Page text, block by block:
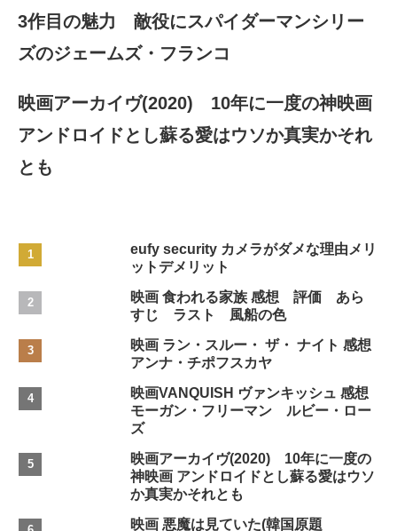
3作目の魅力 敵役にスパイダーマンシリー
ズのジェームズ・フランコ
映画アーカイヴ(2020) 10年に一度の神映画
アンドロイドとし蘇る愛はウソか真実かそれ
とも
eufy security カメラがダメな理由メリ
ットデメリット
映画 食われる家族 感想 評価 あら
すじ ラスト 風船の色
映画 ラン・スルー・ ザ・ ナイト 感想
アンナ・チポフスカヤ
映画VANQUISH ヴァンキッシュ 感想
モーガン・フリーマン ルビー・ロー
ズ
映画アーカイヴ(2020) 10年に一度の
神映画 アンドロイドとし蘇る愛はウソ
か真実かそれとも
映画 悪魔は見ていた(韓国原題